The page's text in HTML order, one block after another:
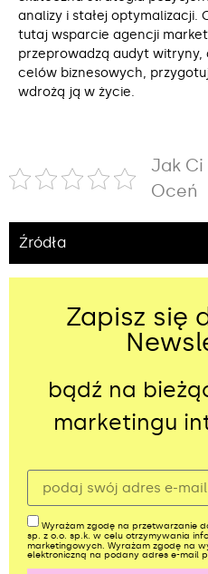
analizy i stałej optymalizacji.
tutaj wsparcie agencji
przeprowadzą audyt witryny,
celów biznesowych,
wdrożą ją w życie.
Jak
Oceń
Źródła
Zapisz się
bądź na
marketingu
Wyrażam zgodę na przetwarzanie
sp. z o.o. sp.k. w celu otrzymywania
marketingowych. Wyrażam zgodę na
elektroniczną na podany adres e-mail